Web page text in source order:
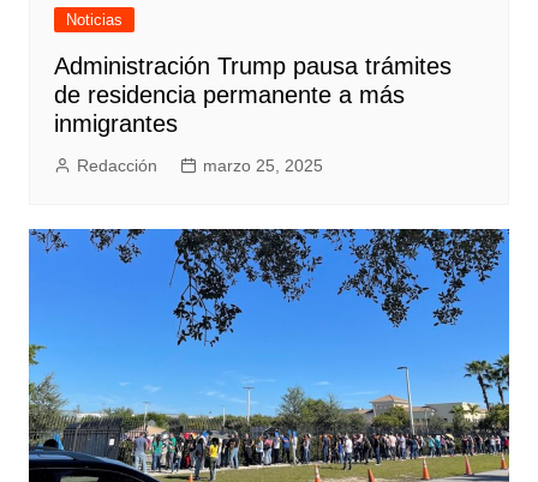
Noticias
Administración Trump pausa trámites
de residencia permanente a más
inmigrantes
Redacción marzo 25, 2025